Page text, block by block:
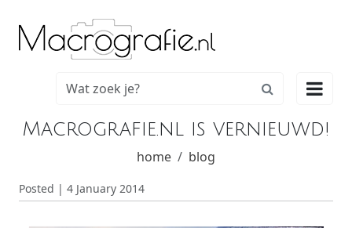

Macrografie.nl is vernieuwd!
home blog
Posted | 4 January 2014